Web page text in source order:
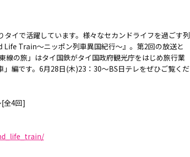
タイで活躍しています。様々なセカンドライフを過ごす列
Train～ニッポン列車異国紀行～』。第2回の放送と
線の旅」はタイ国鉄がタイ国政府観光庁をはじめ旅行業
編です。6月28日(木)23：30～BS日テレをぜひご覧くだ
全4回]